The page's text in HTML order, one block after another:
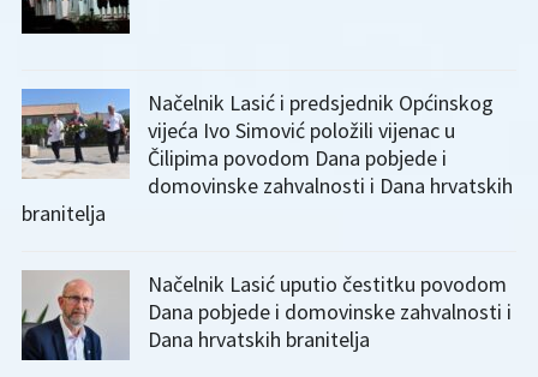
Načelnik Lasić i predsjednik Općinskog
vijeća Ivo Simović položili vijenac u
Čilipima povodom Dana pobjede i
domovinske zahvalnosti i Dana hrvatskih
branitelja
Načelnik Lasić uputio čestitku povodom
Dana pobjede i domovinske zahvalnosti i
Dana hrvatskih branitelja